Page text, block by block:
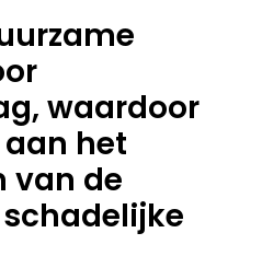
waardoor
het
van de